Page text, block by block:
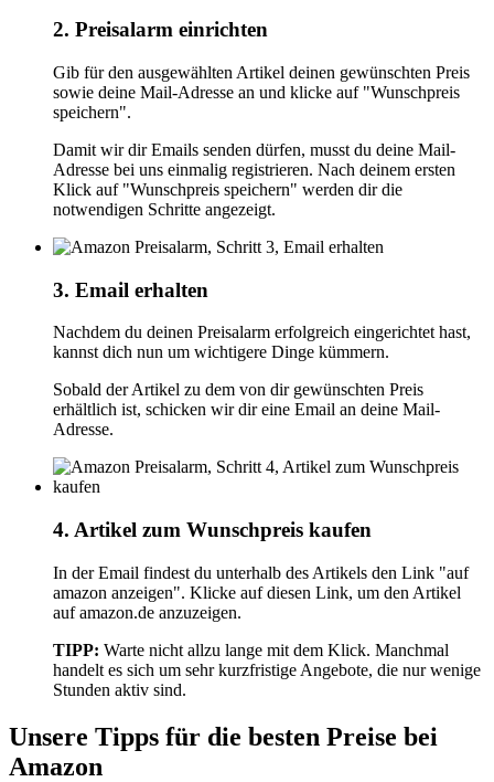
2. Preisalarm einrichten
Gib für den ausgewählten Artikel deinen gewünschten Preis
sowie deine Mail-Adresse an und klicke auf "Wunschpreis
speichern".
Damit wir dir Emails senden dürfen, musst du deine Mail-
Adresse bei uns einmalig registrieren. Nach deinem ersten
Klick auf "Wunschpreis speichern" werden dir die
notwendigen Schritte angezeigt.
3. Email erhalten
Nachdem du deinen Preisalarm erfolgreich eingerichtet hast,
kannst dich nun um wichtigere Dinge kümmern.
Sobald der Artikel zu dem von dir gewünschten Preis
erhältlich ist, schicken wir dir eine Email an deine Mail-
Adresse.
4. Artikel zum Wunschpreis kaufen
In der Email findest du unterhalb des Artikels den Link "auf
amazon anzeigen". Klicke auf diesen Link, um den Artikel
auf amazon.de anzuzeigen.
TIPP: Warte nicht allzu lange mit dem Klick. Manchmal
handelt es sich um sehr kurzfristige Angebote, die nur wenige
Stunden aktiv sind.
Unsere Tipps für die besten Preise bei
Amazon